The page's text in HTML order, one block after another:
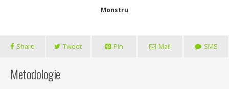
Monstru
Share Tweet Pin Mail SMS
Metodologie